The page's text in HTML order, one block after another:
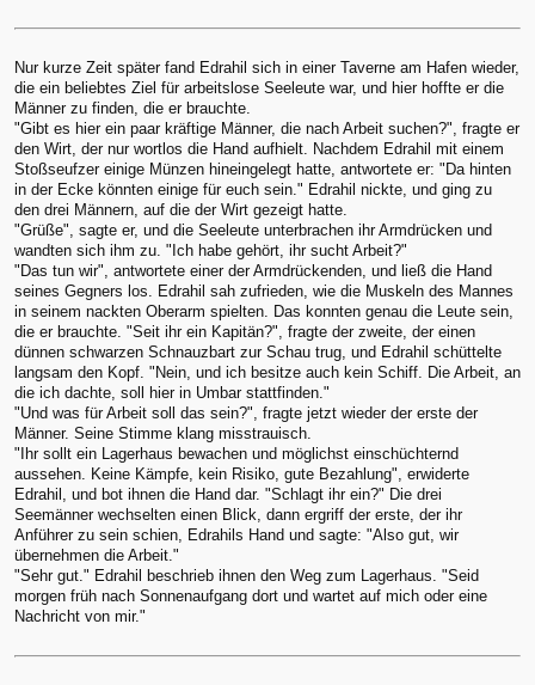
Nur kurze Zeit später fand Edrahil sich in einer Taverne am Hafen wieder,
die ein beliebtes Ziel für arbeitslose Seeleute war, und hier hoffte er die
Männer zu finden, die er brauchte.
"Gibt es hier ein paar kräftige Männer, die nach Arbeit suchen?", fragte er
den Wirt, der nur wortlos die Hand aufhielt. Nachdem Edrahil mit einem
Stoßseufzer einige Münzen hineingelegt hatte, antwortete er: "Da hinten
in der Ecke könnten einige für euch sein." Edrahil nickte, und ging zu
den drei Männern, auf die der Wirt gezeigt hatte.
"Grüße", sagte er, und die Seeleute unterbrachen ihr Armdrücken und
wandten sich ihm zu. "Ich habe gehört, ihr sucht Arbeit?"
"Das tun wir", antwortete einer der Armdrückenden, und ließ die Hand
seines Gegners los. Edrahil sah zufrieden, wie die Muskeln des Mannes
in seinem nackten Oberarm spielten. Das konnten genau die Leute sein,
die er brauchte. "Seit ihr ein Kapitän?", fragte der zweite, der einen
dünnen schwarzen Schnauzbart zur Schau trug, und Edrahil schüttelte
langsam den Kopf. "Nein, und ich besitze auch kein Schiff. Die Arbeit, an
die ich dachte, soll hier in Umbar stattfinden."
"Und was für Arbeit soll das sein?", fragte jetzt wieder der erste der
Männer. Seine Stimme klang misstrauisch.
"Ihr sollt ein Lagerhaus bewachen und möglichst einschüchternd
aussehen. Keine Kämpfe, kein Risiko, gute Bezahlung", erwiderte
Edrahil, und bot ihnen die Hand dar. "Schlagt ihr ein?" Die drei
Seemänner wechselten einen Blick, dann ergriff der erste, der ihr
Anführer zu sein schien, Edrahils Hand und sagte: "Also gut, wir
übernehmen die Arbeit."
"Sehr gut." Edrahil beschrieb ihnen den Weg zum Lagerhaus. "Seid
morgen früh nach Sonnenaufgang dort und wartet auf mich oder eine
Nachricht von mir."